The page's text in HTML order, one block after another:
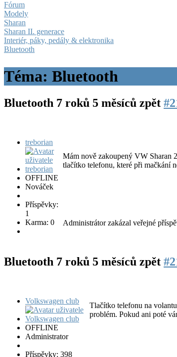
Fórum
Modely
Sharan
Sharan II. generace
Interiér, páky, pedály & elektronika
Bluetooth
Téma: Bluetooth
Bluetooth 7 roků 5 měsíců zpět
treborian
OFFLINE
Nováček
Příspěvky:
1
Karma: 0
Mám nově zakoupený VW Sharan
tlačítko telefonu, které při mačkání
Administrátor zakázal veřejné
Bluetooth 7 roků 5 měsíců zpět
Volkswagen club
OFFLINE
Administrator
Příspěvky: 398
Tlačítko telefonu na
problém. Pokud ani poté